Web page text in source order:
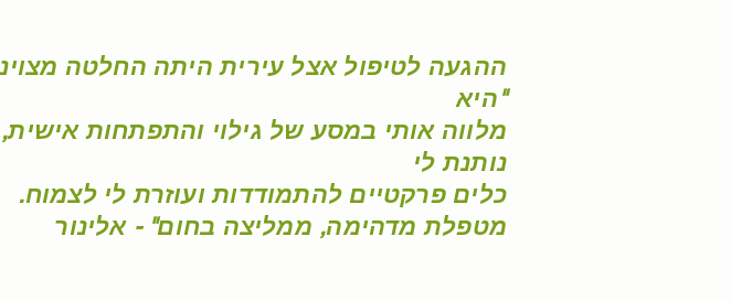
ההגעה לטיפול אצל עירית היתה החלטה
היא"
מלווה אותי במסע של גילוי והתפתחות אישית,
נותנתלי
כלים פרקטיים להתמודדות ועוזרת לי לצמוח.
מטפלת מדהימה, ממליצה בחום" - אלינור